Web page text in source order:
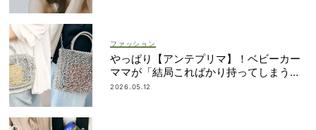
ファッション
やっぱり【アンテプリマ】！ベビーカー
ママが「結局こればかり持ってしまう」
納得の理由
2026.05.12